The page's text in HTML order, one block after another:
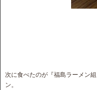
次に食べたのが『福島ラーメン
ン。